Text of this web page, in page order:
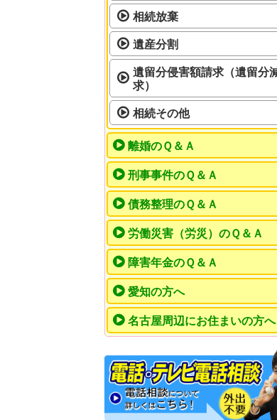
相続放棄
遺産分割
遺留分侵害額請求（遺留分
求）
相続その他
離婚のＱ＆Ａ
刑事事件のＱ＆Ａ
債務整理のＱ＆Ａ
労働災害（労災）のＱ＆Ａ
障害年金のＱ＆Ａ
愛知の方へ
名古屋周辺にお住まいの方へ